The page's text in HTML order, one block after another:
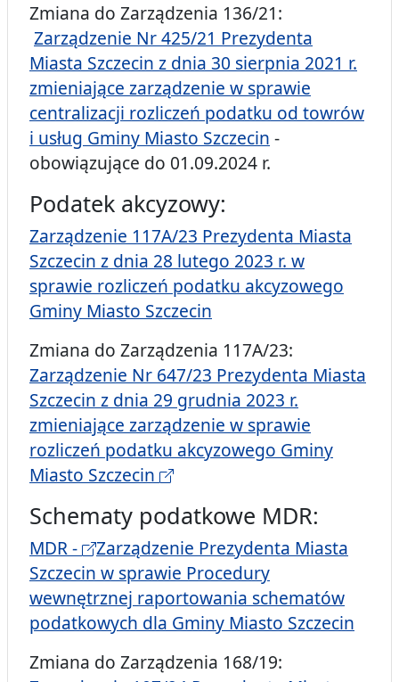
Zmiana do Zarządzenia 136/21:
Zarządzenie Nr 425/21 Prezydenta
Miasta Szczecin z dnia 30 sierpnia 2021 r.
zmieniające zarządzenie w sprawie
centralizacji rozliczeń podatku od towrów
i usług Gminy Miasto Szczecin -
obowiązujące do 01.09.2024 r.
Podatek akcyzowy:
Zarządzenie 117A/23 Prezydenta Miasta
Szczecin z dnia 28 lutego 2023 r. w
sprawie rozliczeń podatku akcyzowego
Gminy Miasto Szczecin
Zmiana do Zarządzenia 117A/23:
Zarządzenie Nr 647/23 Prezydenta Miasta
Szczecin z dnia 29 grudnia 2023 r.
zmieniające zarządzenie w sprawie
rozliczeń podatku akcyzowego Gminy
Miasto Szczecin
Schematy podatkowe MDR:
MDR -
Zarządzenie Prezydenta Miasta
Szczecin w sprawie Procedury
wewnętrznej raportowania schematów
podatkowych dla Gminy Miasto Szczecin
Zmiana do Zarządzenia 168/19: